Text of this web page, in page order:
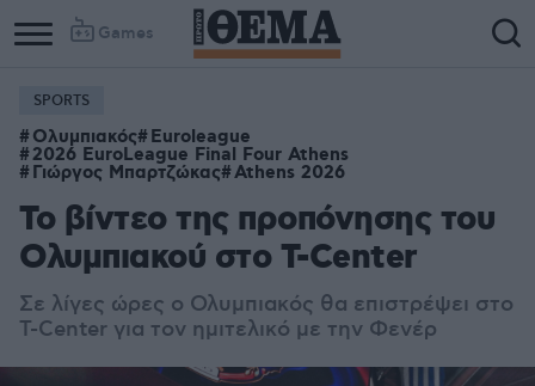
Games
Column
1
Column
2
SPORTS
Ολυμπιακός Euroleague
2026 EuroLeague Final Four Athens
Γιώργος Μπαρτζώκας Athens 2026
Το βίντεο της προπόνησης του
Ολυμπιακού στο T-Center
Σε λίγες ώρες ο Ολυμπιακός θα επιστρέψει στο
T-Center για τον ημιτελικό με την Φενέρ